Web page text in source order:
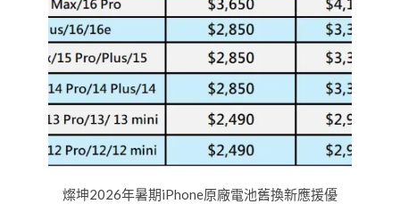
燦坤2026年暑期iPhone原廠電池舊換新應援優